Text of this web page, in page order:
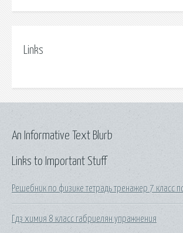
Links
Links to Important Stuff
Решебник по физике тетрадь тренажер 7 класс
Гдз химия 8 класс габриелян упражнения
An Informative Text Blurb